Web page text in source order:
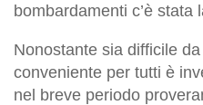
bombardamenti c’è stata
Nonostante sia difficile
conveniente per tutti è
nel breve periodo